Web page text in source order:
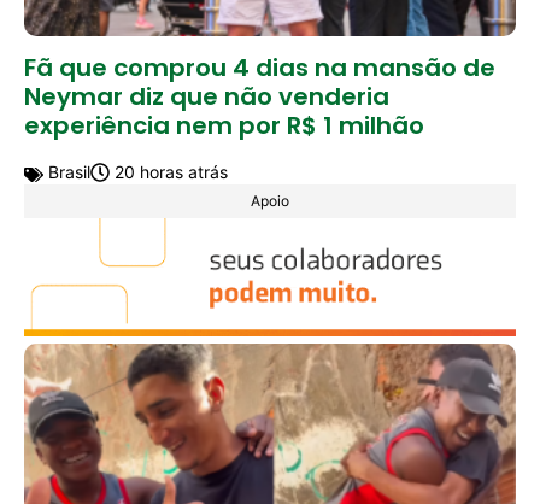
Fã que comprou 4 dias na mansão de
Neymar diz que não venderia
experiência nem por R$ 1 milhão
Brasil 20 horas atrás
Apoio